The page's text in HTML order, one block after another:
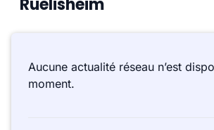
Ruelisheim
Aucune actualité réseau n’est
moment.